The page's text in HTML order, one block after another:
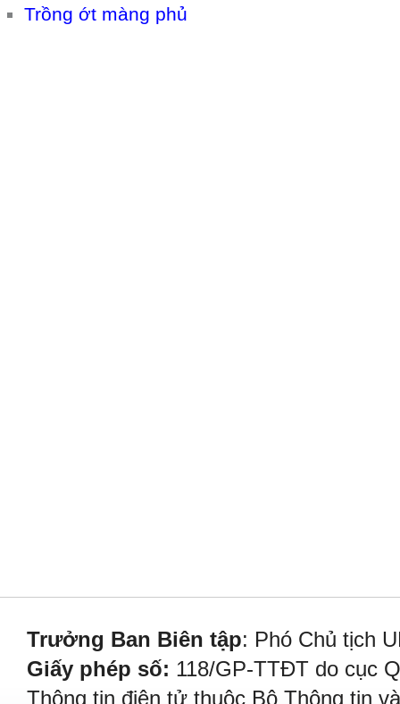
Trồng ớt màng phủ
Trưởng Ban Biên tập: Phó Chủ tịch
Giấy phép số: 118/GP-TTĐT do cục
Thông tin điện tử thuộc Bộ Thông tin